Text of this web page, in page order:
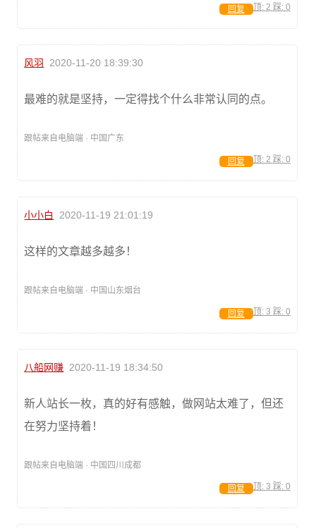
顶: 2 踩: 0
回复
风羽 2020-11-20 18:39:30
最难的就是坚持，一定得找个什么非常认同的点。
跟帖来自电脑端 · 中国广东
顶: 2 踩: 0
回复
小小白 2020-11-19 21:01:19
这样的文章越多越多！
跟帖来自电脑端 · 中国山东烟台
顶: 3 踩: 0
回复
八船网赚 2020-11-19 18:34:50
新人站长一枚，真的好有感触，做网站太难了，但还
在努力坚持着！
跟帖来自电脑端 · 中国四川成都
顶: 3 踩: 0
回复